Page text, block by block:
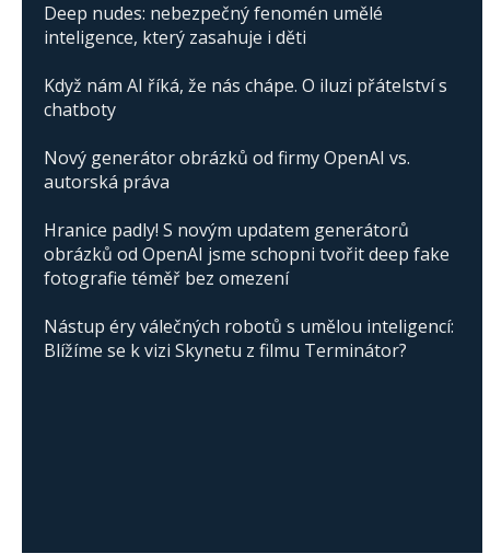
Deep nudes: nebezpečný fenomén umělé
inteligence, který zasahuje i děti
Když nám AI říká, že nás chápe. O iluzi přátelství s
chatboty
Nový generátor obrázků od firmy OpenAI vs.
autorská práva
Hranice padly! S novým updatem generátorů
obrázků od OpenAI jsme schopni tvořit deep fake
fotografie téměř bez omezení
Nástup éry válečných robotů s umělou inteligencí:
Blížíme se k vizi Skynetu z filmu Terminátor?